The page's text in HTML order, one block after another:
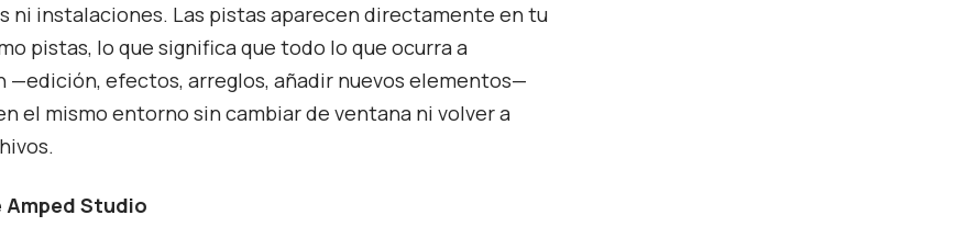
ni instalaciones. Las pistas aparecen directamente en tu
pistas, lo que significa que todo lo que ocurra a
—edición, efectos, arreglos, añadir nuevos elementos—
el mismo entorno sin cambiar de ventana ni volver a
Amped Studio